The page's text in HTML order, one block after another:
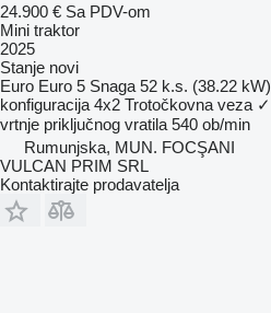
24.900 € Sa PDV-om
Mini traktor
2025
Stanje novi
Euro Euro 5 Snaga 52 k.s. (38.22 kW)
konfiguracija 4x2 Trotočkovna veza ✓
vrtnje priključnog vratila 540 ob/min
Rumunjska, MUN. FOCŞANI
VULCAN PRIM SRL
Kontaktirajte prodavatelja